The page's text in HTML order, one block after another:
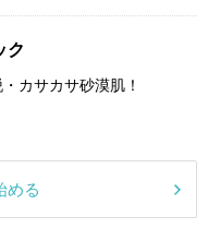
ク
カサカサ砂漠肌！
める